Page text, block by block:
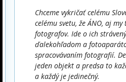
Chceme vykričať celému
celému svetu, že ÁNO, aj
fotografov. Ide o ich
ďalekohľadom a
spracovávaním fotografií.
jeden objekt a predsa to
a každý je jedinečný.